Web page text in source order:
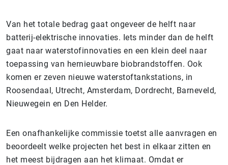
Van het totale bedrag gaat ongeveer de helft naar
batterij-elektrische innovaties. Iets minder dan de helft
gaat naar waterstofinnovaties en een klein deel naar
toepassing van hernieuwbare biobrandstoffen. Ook
komen er zeven nieuwe waterstoftankstations, in
Roosendaal, Utrecht, Amsterdam, Dordrecht, Barneveld,
Nieuwegein en Den Helder.
Een onafhankelijke commissie toetst alle aanvragen en
beoordeelt welke projecten het best in elkaar zitten en
het meest bijdragen aan het klimaat. Omdat er